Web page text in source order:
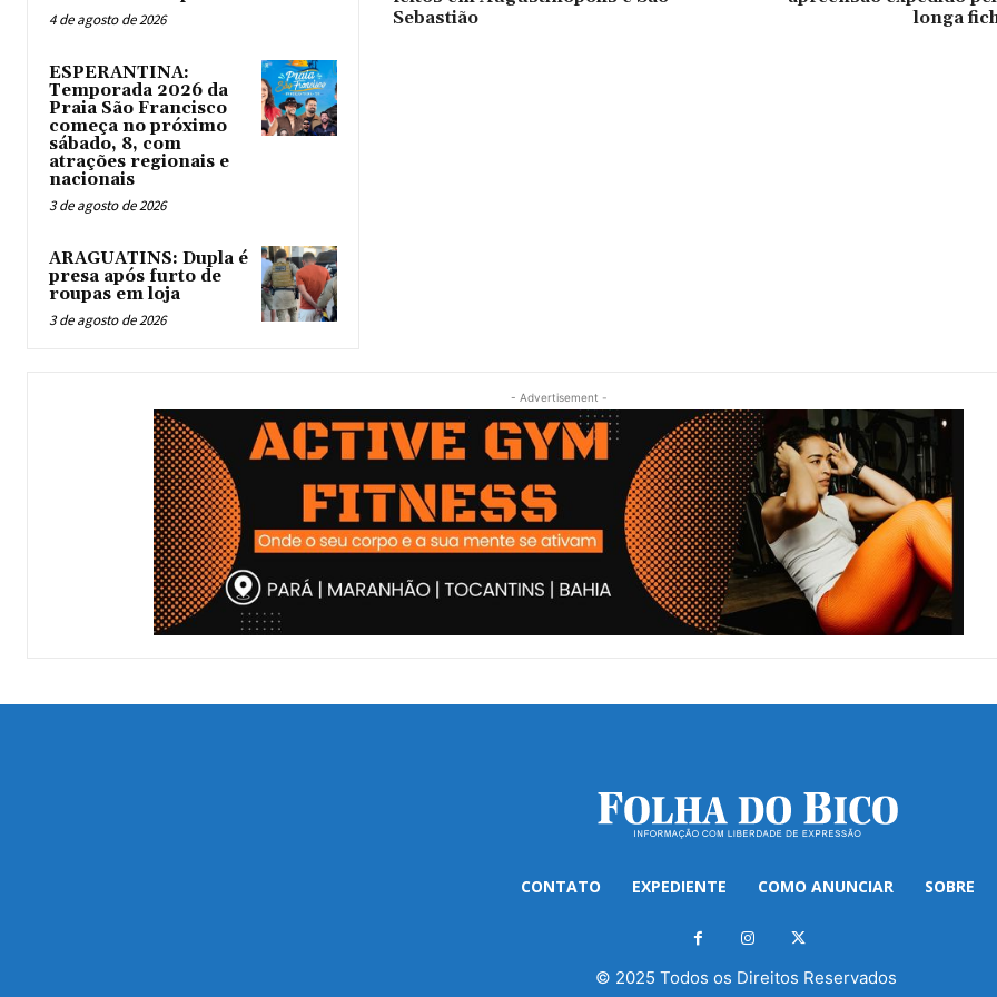
4 de agosto de 2026
ESPERANTINA:
Temporada 2026 da
Praia São Francisco
começa no próximo
sábado, 8, com
atrações regionais e
nacionais
3 de agosto de 2026
ARAGUATINS: Dupla é
presa após furto de
roupas em loja
3 de agosto de 2026
Sebastião
longa
- Advertisement -
CONTATO EXPEDIENTE COMO ANUNCIAR SOBRE
© 2025 Todos os Direitos Reservados